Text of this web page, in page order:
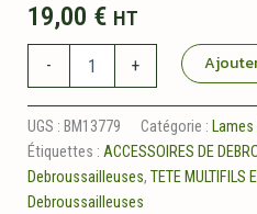
19,00 € HT
-
multifils
evo
fils
+
UGS : BM13779 Catégorie :
Étiquettes : ACCESSOIRES DE
Debroussailleuses, TETE MULTIFILS
Debroussailleuses